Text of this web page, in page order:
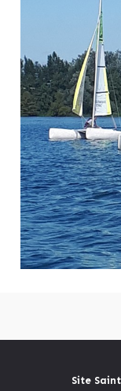
Site